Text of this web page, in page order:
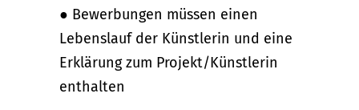
● Bewerbungen müssen einen
Lebenslauf der Künstlerin und eine
Erklärung zum Projekt/Künstlerin
enthalten